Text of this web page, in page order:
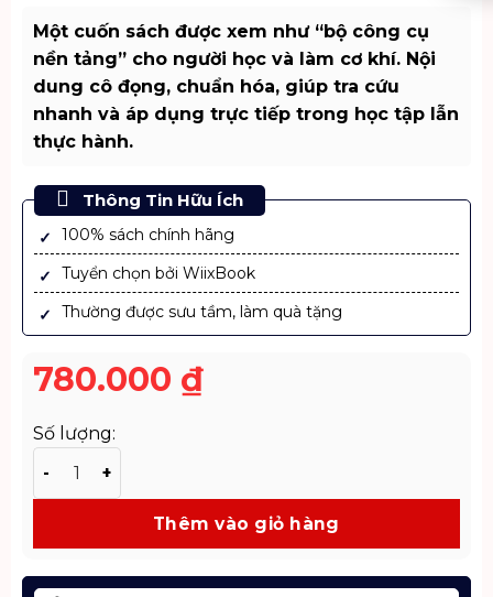
Một cuốn sách được xem như “bộ công cụ
nền tảng” cho người học và làm cơ khí. Nội
dung cô đọng, chuẩn hóa, giúp tra cứu
nhanh và áp dụng trực tiếp trong học tập lẫn
thực hành.
Thông Tin Hữu Ích
100% sách chính hãng
Tuyển chọn bởi WiixBook
Thường được sưu tầm, làm quà tặng
780.000 ₫
Số lượng:
Thêm vào giỏ hàng